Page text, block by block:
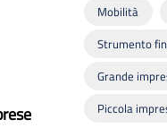
Mobilità
Strumento
Grande
Piccola